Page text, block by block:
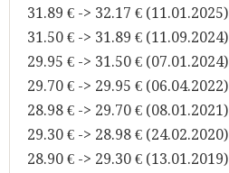
31.89 € -> 32.17 € (11.01.2025)
31.50 € -> 31.89 € (11.09.2024)
29.95 € -> 31.50 € (07.01.2024)
29.70 € -> 29.95 € (06.04.2022)
28.98 € -> 29.70 € (08.01.2021)
29.30 € -> 28.98 € (24.02.2020)
28.90 € -> 29.30 € (13.01.2019)